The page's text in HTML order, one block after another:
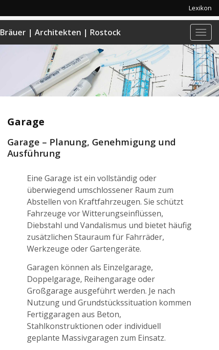
Lexikon
Bräuer | Architekten | Rostock
Garage
Garage – Planung, Genehmigung und
Ausführung
Eine Garage ist ein vollständig oder
überwiegend umschlossener Raum zum
Abstellen von Kraftfahrzeugen. Sie schützt
Fahrzeuge vor Witterungseinflüssen,
Diebstahl und Vandalismus und bietet häufig
zusätzlichen Stauraum für Fahrräder,
Werkzeuge oder Gartengeräte.
Garagen können als Einzelgarage,
Doppelgarage, Reihengarage oder
Großgarage ausgeführt werden. Je nach
Nutzung und Grundstückssituation kommen
Fertiggaragen aus Beton,
Stahlkonstruktionen oder individuell
geplante Massivgaragen zum Einsatz.